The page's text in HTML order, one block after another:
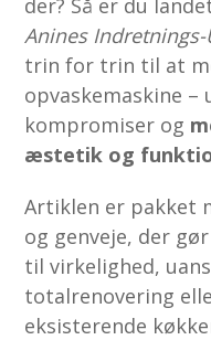
der? Så er du
Anines
trin for trin til at
opvaskemaskine –
kompromiser og
æstetik og
Artiklen er pakket
og genveje, der
til virkelighed,
totalrenovering
eksisterende